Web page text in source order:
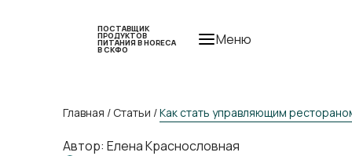
ПОСТАВЩИК
ПРОДУКТОВ
ПИТАНИЯ В HORECA
В СКФО
Меню
Главная / Статьи /Как стать управляющим
Автор: Елена Краснословная